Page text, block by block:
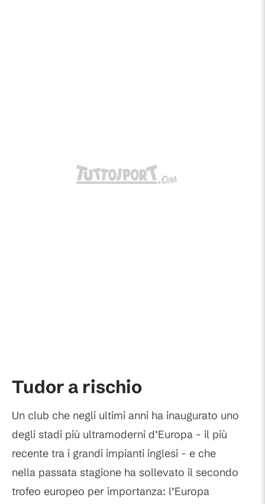
Tudor a rischio
Un club che negli ultimi anni ha inaugurato uno
degli stadi più ultramoderni d’Europa - il più
recente tra i grandi impianti inglesi - e che
nella passata stagione ha sollevato il secondo
trofeo europeo per importanza: l’Europa